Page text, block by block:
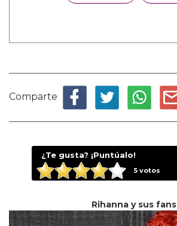
Comparte
¿Te gusta? ¡Puntúalo!
5votos
Rihanna y sus fans